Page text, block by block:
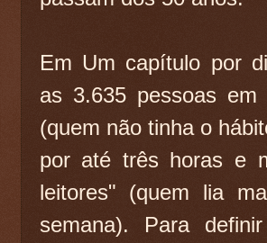
Em Um capítulo por
as 3.635 pessoas
(quem não tinha o
por até três horas e
leitores" (quem lia
semana). Para